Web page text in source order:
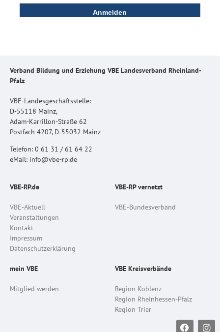
Verband Bildung und Erziehung VBE Landesverband Rheinland-
Pfalz
VBE-Landesgeschäftsstelle:
D-55118 Mainz,
Adam-Karrillon-Straße 62
Postfach 4207, D-55032 Mainz
Telefon: 0 61 31 / 61 64 22
eMail: info@vbe-rp.de
VBE-RP.de
VBE-Aktuell
Veranstaltungen
Kontakt
Impressum
Datenschutzerklärung
VBE-RP vernetzt
VBE-Bundesverband
mein VBE
Mitglied werden
VBE Kreisverbände
Region Koblenz
Region Rheinhessen-Pfalz
Region Trier